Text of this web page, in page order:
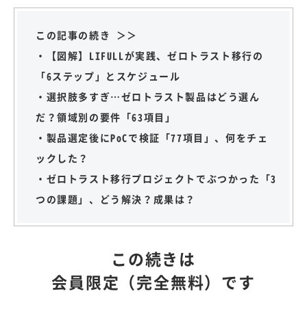
この記事の続き ＞＞
・【図解】LIFULLが実践、ゼロトラスト移行の
「6ステップ」とスケジュール
・選択肢多すぎ…ゼロトラスト製品はどう選ん
だ？領域別の要件「63項目」
・製品選定後にPoCで検証「77項目」、何をチェ
ックした？
・ゼロトラスト移行プロジェクトでぶつかった「3
つの課題」、どう解決？成果は？
この続きは
会員限定（完全無料）です